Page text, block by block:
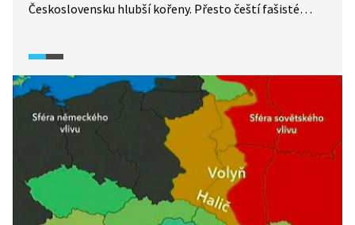
Československu hlubší kořeny. Přesto čeští fašisté
provedený puč bez jakékoli naděje na úspěch, na místě
však zůstal mrtvý člověk. Hlavní iniciátor Židenického
puče Ladislav Kobsinek byl následně odsouzen
k dvanácti letům odnětí svobody.